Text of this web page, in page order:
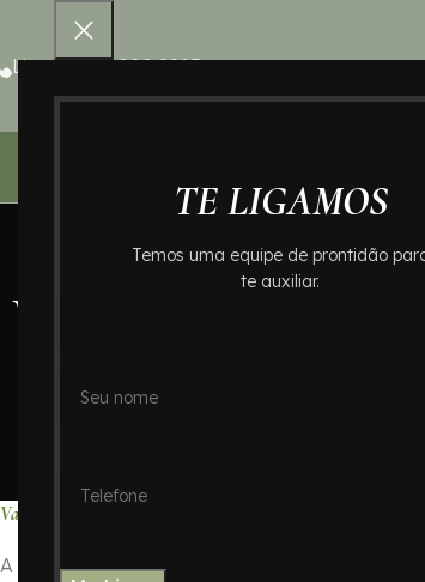
TE LIGAMOS
Temos uma equipe de prontidão
te auxiliar.
Ligue 0800 000 8995
Valores de
Valores de Cremação no Bairro Dos Casa : Crematório In
A decisão de como honrar a memória de um